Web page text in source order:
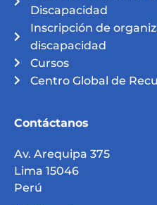
Discapacidad
Inscripción de
discapacidad
Cursos
Centro Global de
Contáctanos
Av. Arequipa 375
Lima 15046
Perú